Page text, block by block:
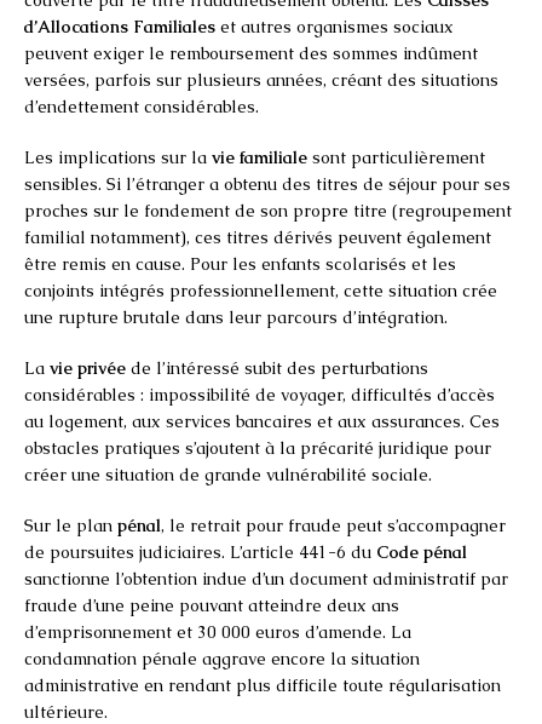
d’Allocations Familiales et autres organismes sociaux
peuvent exiger le remboursement des sommes indûment
versées, parfois sur plusieurs années, créant des situations
d’endettement considérables.
Les implications sur la vie familiale sont particulièrement
sensibles. Si l’étranger a obtenu des titres de séjour pour ses
proches sur le fondement de son propre titre (regroupement
familial notamment), ces titres dérivés peuvent également
être remis en cause. Pour les enfants scolarisés et les
conjoints intégrés professionnellement, cette situation crée
une rupture brutale dans leur parcours d’intégration.
La vie privée de l’intéressé subit des perturbations
considérables : impossibilité de voyager, difficultés d’accès
au logement, aux services bancaires et aux assurances. Ces
obstacles pratiques s’ajoutent à la précarité juridique pour
créer une situation de grande vulnérabilité sociale.
Sur le plan pénal, le retrait pour fraude peut s’accompagner
de poursuites judiciaires. L’article 441-6 du Code pénal
sanctionne l’obtention indue d’un document administratif par
fraude d’une peine pouvant atteindre deux ans
d’emprisonnement et 30 000 euros d’amende. La
condamnation pénale aggrave encore la situation
administrative en rendant plus difficile toute régularisation
ultérieure.